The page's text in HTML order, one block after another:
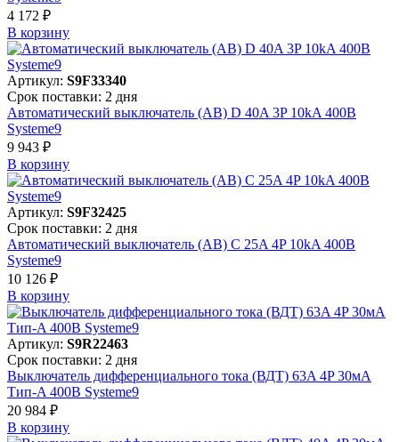
4 172 ₽
В корзинy
Артикул: S9F33340
Срок поставки: 2 дня
Автоматический выключатель (АВ) D 40A 3P 10kA 400В
Systeme9
9 943 ₽
В корзинy
Артикул: S9F32425
Срок поставки: 2 дня
Автоматический выключатель (АВ) C 25A 4P 10kA 400В
Systeme9
10 126 ₽
В корзинy
Артикул: S9R22463
Срок поставки: 2 дня
Выключатель дифференциального тока (ВДТ) 63A 4P 30мА
Тип-A 400В Systeme9
20 984 ₽
В корзинy